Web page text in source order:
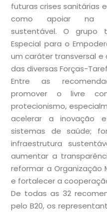
futuras crises sanitárias
como apoiar na
sustentável. O grupo
Especial para o
um caráter transversal
das diversas Forças-
Entre as
promover o livre
protecionismo,
acelerar a inovação
sistemas de saúde;
infraestrutura
aumentar a
reformar a Organização
e fortalecer a
De todas as 32
pelo B20, os